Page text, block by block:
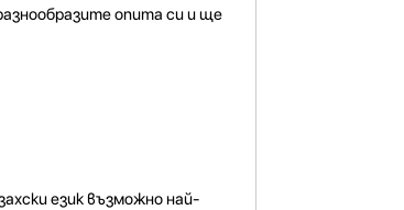
опита си и ще
език възможно най-